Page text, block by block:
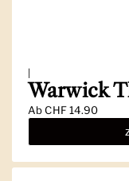
|
Warwick
AbCHF 14.90